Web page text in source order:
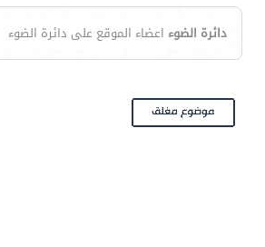
دائرة الضوء اعضاء الموقع على دائرة الضوء